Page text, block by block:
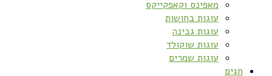
מאפינס וקאפקייקס
עוגות בחושות
עוגות גבינה
עוגות שוקולד
עוגות שמרים
חגים